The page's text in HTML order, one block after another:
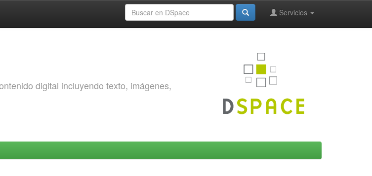
Servicios
digital incluyendo texto, imágenes,